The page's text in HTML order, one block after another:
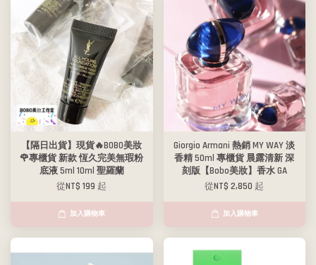
【隔日出貨】現貨🔥BOBO美妝
🌹專櫃貨 新款 恆久完美無瑕粉
底液 5ml 10ml 聖羅蘭
從NT$ 199 起
加入購物車
Giorgio Armani 熱銷 MY WAY 淡
香精 50ml 專櫃貨 晨露清新 深
刻版【Bobo美妝】香水 GA
從NT$ 2,850 起
加入購物車